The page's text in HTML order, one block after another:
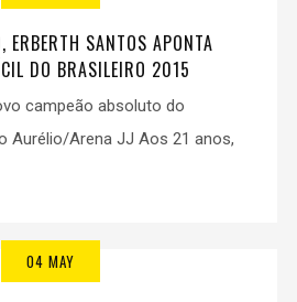
ERBERTH SANTOS APONTA
DO BRASILEIRO 2015
campeão absoluto do
Aurélio/Arena JJ Aos 21 anos,
04 MAY